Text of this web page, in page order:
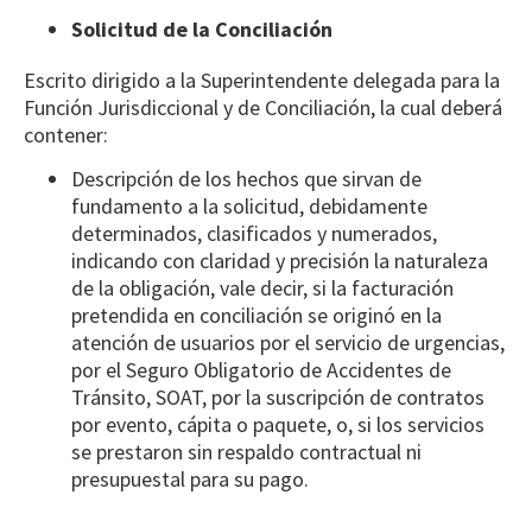
Solicitud de la Conciliación
Escrito dirigido a la Superintendente delegada para la
Función Jurisdiccional y de Conciliación, la cual deberá
contener:
Descripción de los hechos que sirvan de
fundamento a la solicitud, debidamente
determinados, clasificados y numerados,
indicando con claridad y precisión la naturaleza
de la obligación, vale decir, si la facturación
pretendida en conciliación se originó en la
atención de usuarios por el servicio de urgencias,
por el Seguro Obligatorio de Accidentes de
Tránsito, SOAT, por la suscripción de contratos
por evento, cápita o paquete, o, si los servicios
se prestaron sin respaldo contractual ni
presupuestal para su pago.